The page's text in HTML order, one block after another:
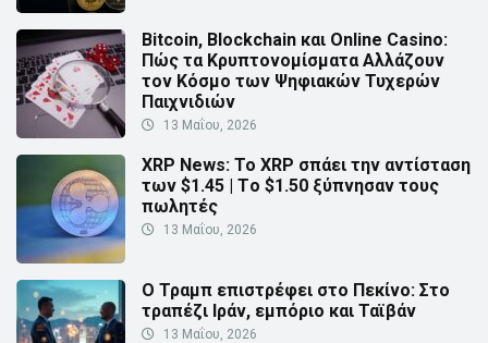
Bitcoin, Blockchain και Online Casino:
Πώς τα Κρυπτονομίσματα Αλλάζουν
τον Κόσμο των Ψηφιακών Τυχερών
Παιχνιδιών
13 Μαΐου, 2026
XRP News: Το XRP σπάει την αντίσταση
των $1.45 | Τo $1.50 ξύπνησαν τους
πωλητές
13 Μαΐου, 2026
Ο Τραμπ επιστρέφει στο Πεκίνο: Στο
τραπέζι Ιράν, εμπόριο και Ταϊβάν
13 Μαΐου, 2026